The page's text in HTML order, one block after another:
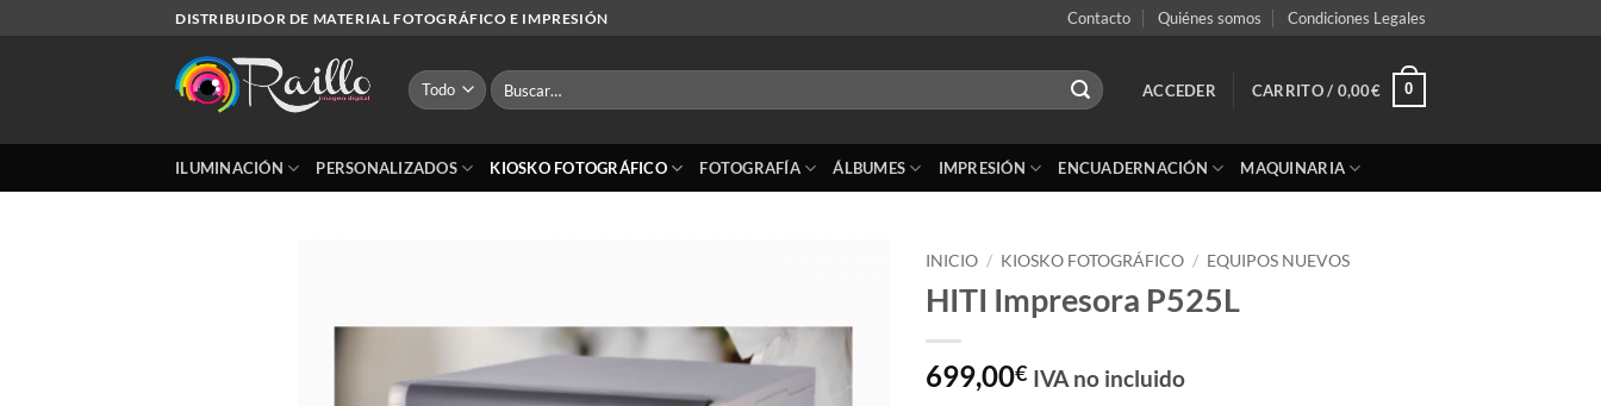
DISTRIBUIDOR DE MATERIAL FOTOGRÁFICO E IMPRESIÓN Contacto Quiénes somos Condiciones Legales
Buscar
por:
ACCEDER CARRITO / 0,00€ 0
ILUMINACIÓN PERSONALIZADOS KIOSKO FOTOGRÁFICO FOTOGRAFÍA ÁLBUMES IMPRESIÓN ENCUADERNACIÓN MAQUINARIA
lista
INICIO / KIOSKO FOTOGRÁFICO / EQUIPOS NUEVOS
HITI Impresora P525L
699,00€ IVA no incluido